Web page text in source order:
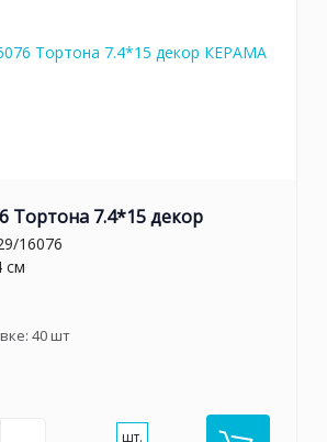
Тортона 7.4*15 декор
16076
см
40шт
шт.